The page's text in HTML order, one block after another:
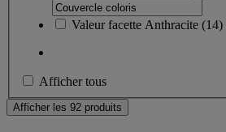
Valeur facette Anthracite (14)
Afficher tous
Afficher les 92 produits